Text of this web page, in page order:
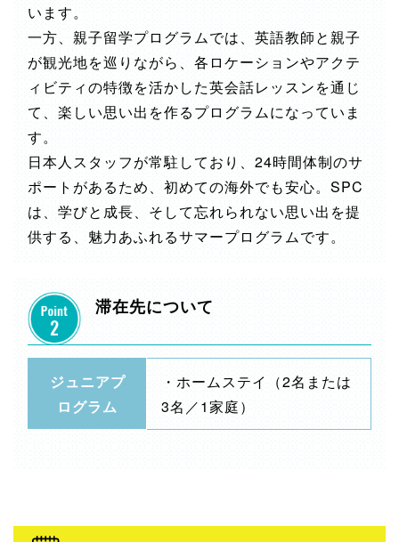
います。
一方、親子留学プログラムでは、英語教師と親子
が観光地を巡りながら、各ロケーションやアクテ
ィビティの特徴を活かした英会話レッスンを通じ
て、楽しい思い出を作るプログラムになっていま
す。
日本人スタッフが常駐しており、24時間体制のサ
ポートがあるため、初めての海外でも安心。SPC
は、学びと成長、そして忘れられない思い出を提
供する、魅力あふれるサマープログラムです。
滞在先について
ジュニアプ
ログラム
・ホームステイ（2名または
3名／1家庭）